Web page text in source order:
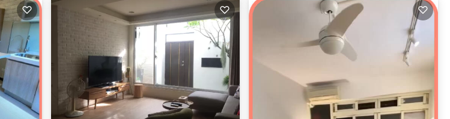
♡ ♡ ♡